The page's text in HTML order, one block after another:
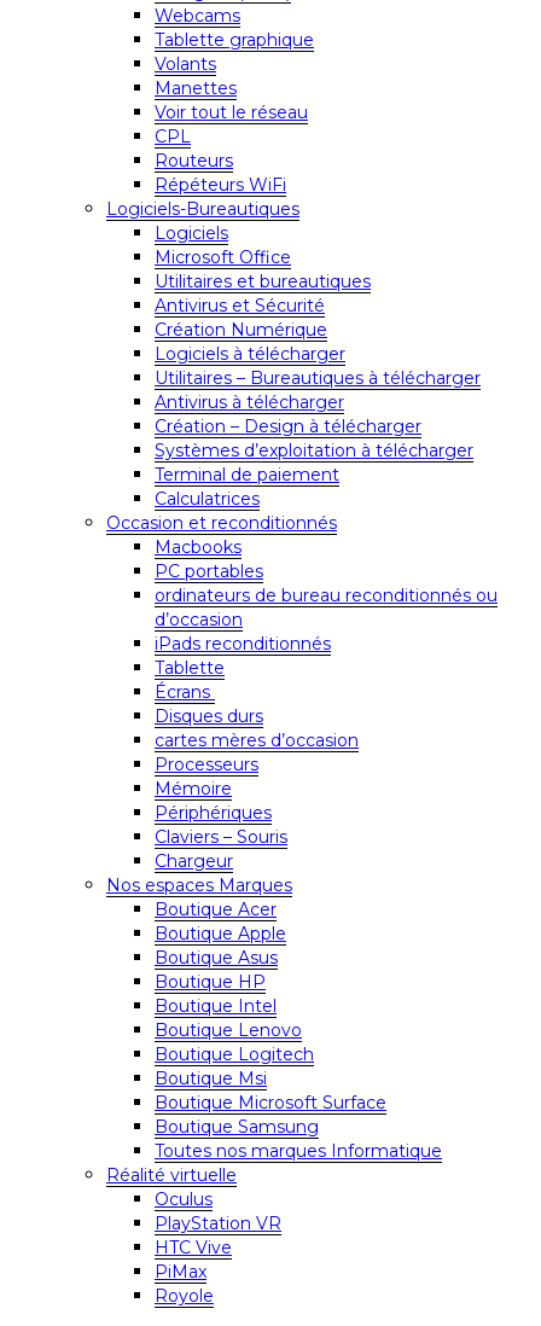
Webcams
Tablette graphique
Volants
Manettes
Voir tout le réseau
CPL
Routeurs
Répéteurs WiFi
Logiciels-Bureautiques
Logiciels
Microsoft Office
Utilitaires et bureautiques
Antivirus et Sécurité
Création Numérique
Logiciels à télécharger
Utilitaires – Bureautiques à télécharger
Antivirus à télécharger
Création – Design à télécharger
Systèmes d’exploitation à télécharger
Terminal de paiement
Calculatrices
Occasion et reconditionnés
Macbooks
PC portables
ordinateurs de bureau reconditionnés ou
d’occasion
iPads reconditionnés
Tablette
Écrans
Disques durs
cartes mères d’occasion
Processeurs
Mémoire
Périphériques
Claviers – Souris
Chargeur
Nos espaces Marques
Boutique Acer
Boutique Apple
Boutique Asus
Boutique HP
Boutique Intel
Boutique Lenovo
Boutique Logitech
Boutique Msi
Boutique Microsoft Surface
Boutique Samsung
Toutes nos marques Informatique
Réalité virtuelle
Oculus
PlayStation VR
HTC Vive
PiMax
Royole